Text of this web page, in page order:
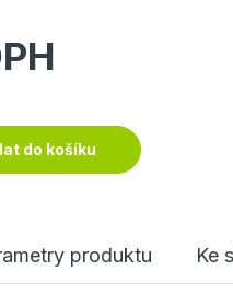
do košíku
produktu Ke